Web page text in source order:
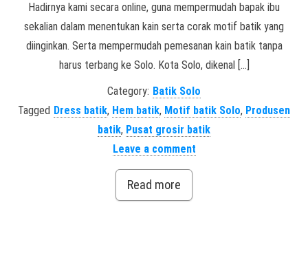
Hadirnya kami secara online, guna mempermudah bapak ibu
sekalian dalam menentukan kain serta corak motif batik yang
diinginkan. Serta mempermudah pemesanan kain batik tanpa
harus terbang ke Solo. Kota Solo, dikenal […]
Category: Batik Solo
Tagged Dress batik, Hem batik, Motif batik Solo, Produsen
batik, Pusat grosir batik
Leave a comment
Read more